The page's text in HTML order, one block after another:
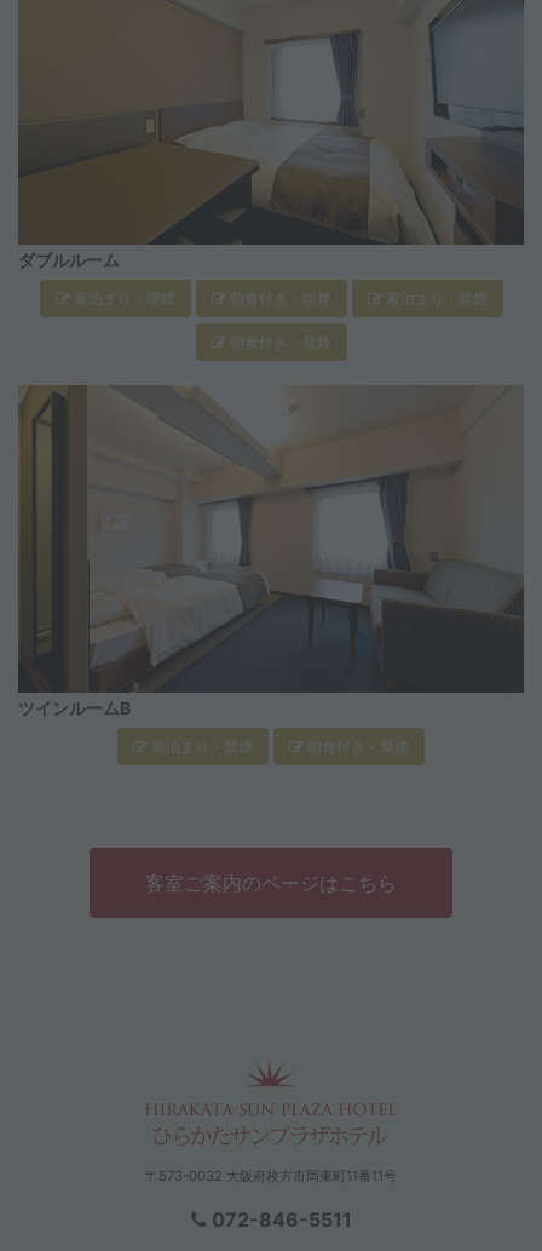
ダブルルーム
素泊まり・喫煙 朝食付き・喫煙 素泊まり・禁煙
朝食付き・禁煙
ツインルームB
素泊まり・禁煙 朝食付き・禁煙
客室ご案内のページはこちら
〒573-0032 大阪府枚方市岡東町11番11号
072-846-5511